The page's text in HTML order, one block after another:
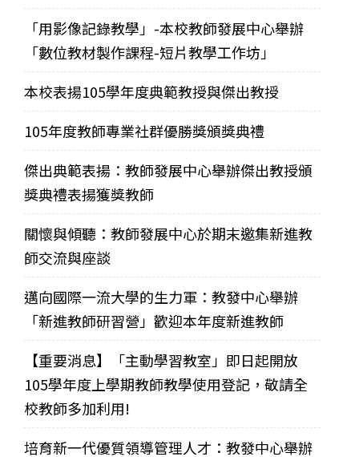
「用影像記錄教學」-本校教師發展中心舉辦
「數位教材製作課程-短片教學工作坊」
本校表揚105學年度典範教授與傑出教授
105年度教師專業社群優勝獎頒獎典禮
傑出典範表揚：教師發展中心舉辦傑出教授頒
獎典禮表揚獲獎教師
關懷與傾聽：教師發展中心於期末邀集新進教
師交流與座談
邁向國際一流大學的生力軍：教發中心舉辦
「新進教師研習營」歡迎本年度新進教師
【重要消息】「主動學習教室」即日起開放
105學年度上學期教師教學使用登記，敬請全
校教師多加利用!
培育新一代優質領導管理人才：教發中心舉辦